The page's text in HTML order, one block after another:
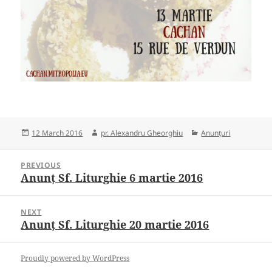
Posted
12 March 2016 Author
pr. Alexandru Gheorghiu Categories
Anunțuri
navigation
PREVIOUS
Previous
Anunț Sf. Liturghie 6 martie 2016
NEXT
Next
Anunț Sf. Liturghie 20 martie 2016
Proudly powered by WordPress